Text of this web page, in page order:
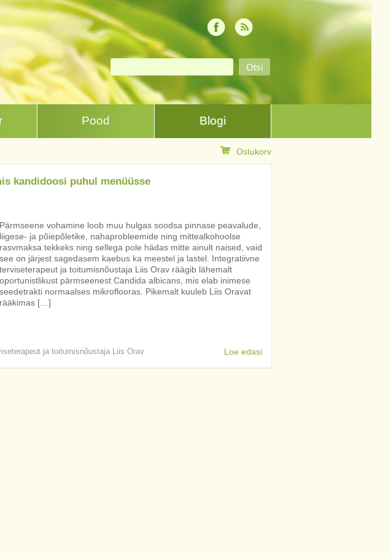
Pood Blogi
Ostukorv
kandidoosi puhul menüüsse
Pärmseene vohamine loob muu hulgas soodsa pinnase peavalude,
liigese- ja põiepõletike, nahaprobleemide ning mittealkohoolse
rasvmaksa tekkeks ning sellega pole hädas mitte ainult naised, vaid
see on järjest sagedasem kaebus ka meestel ja lastel. Integratiivne
terviseterapeut ja toitumisnõustaja Liis Orav räägib lähemalt
oportunistlikust pärmseenest Candida albicans, mis elab inimese
seedetrakti normaalses mikroflooras. Pikemalt kuuleb Liis Oravat
rääkimas […]
ja toitumisnõustaja Liis Orav Loe edasi